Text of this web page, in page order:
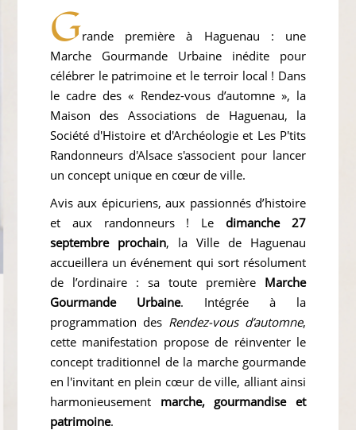
Grande première à Haguenau : une
Marche Gourmande Urbaine inédite pour
célébrer le patrimoine et le terroir local ! Dans
le cadre des « Rendez-vous d’automne », la
Maison des Associations de Haguenau, la
Société d'Histoire et d'Archéologie et Les P'tits
Randonneurs d'Alsace s'associent pour lancer
un concept unique en cœur de ville.
Avis aux épicuriens, aux passionnés d’histoire
et aux randonneurs ! Ledimanche 27
septembre prochain, la Ville de Haguenau
accueillera un événement qui sort résolument
de l’ordinaire : sa toute première Marche
Gourmande Urbaine. Intégrée à la
programmation des Rendez-vous d’automne,
cette manifestation propose de réinventer le
concept traditionnel de la marche gourmande
en l'invitant en plein cœur de ville, alliant ainsi
harmonieusement marche, gourmandise et
patrimoine.